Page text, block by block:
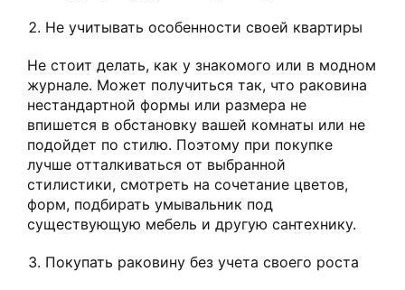
Не учитывать особенности своей квартиры
Не стоит делать, как у знакомого или в модном
журнале. Может получиться так, что раковина
нестандартной формы или размера не
впишется в обстановку вашей комнаты или не
подойдет по стилю. Поэтому при покупке
лучше отталкиваться от выбранной
стилистики, смотреть на сочетание цветов,
форм, подбирать умывальник под
существующую мебель и другую сантехнику.
Покупать раковину без учета своего роста